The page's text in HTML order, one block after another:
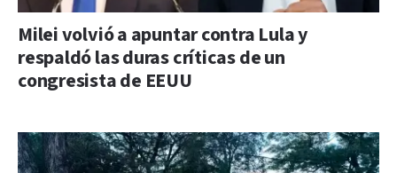
Milei volvió a apuntar contra Lula y
respaldó las duras críticas de un
congresista de EEUU